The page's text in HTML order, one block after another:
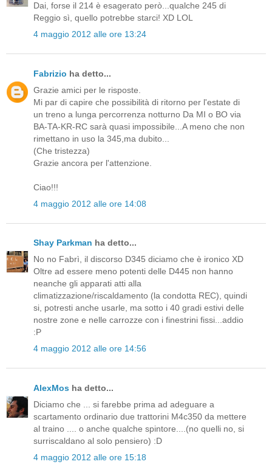
Dai, forse il 214 è esagerato però...qualche 245 di
Reggio sì, quello potrebbe starci! XD LOL
4 maggio 2012 alle ore 13:24
Fabrizio ha detto...
Grazie amici per le risposte.
Mi par di capire che possibilità di ritorno per l'estate di
un treno a lunga percorrenza notturno Da MI o BO via
BA-TA-KR-RC sarà quasi impossibile...A meno che non
rimettano in uso la 345,ma dubito...
(Che tristezza)
Grazie ancora per l'attenzione.
Ciao!!!
4 maggio 2012 alle ore 14:08
Shay Parkman ha detto...
No no Fabrì, il discorso D345 diciamo che è ironico XD
Oltre ad essere meno potenti delle D445 non hanno
neanche gli apparati atti alla
climatizzazione/riscaldamento (la condotta REC), quindi
si, potresti anche usarle, ma sotto i 40 gradi estivi delle
nostre zone e nelle carrozze con i finestrini fissi...addio
:P
4 maggio 2012 alle ore 14:56
AlexMos ha detto...
Diciamo che ... si farebbe prima ad adeguare a
scartamento ordinario due trattorini M4c350 da mettere
al traino .... o anche qualche spintore....(no quelli no, si
surriscaldano al solo pensiero) :D
4 maggio 2012 alle ore 15:18